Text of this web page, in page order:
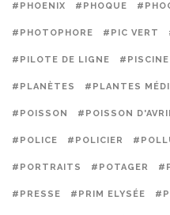
#PHOENIX #PHOQUE
#PHOTOPHORE #PIC VERT
#PILOTE DE LIGNE #PISCINE
#PLANÈTES #PLANTES
#POISSON #POISSON
#POLICE #POLICIER
#PORTRAITS #POTAGER
#PRESSE #PRIM ELYSÉE